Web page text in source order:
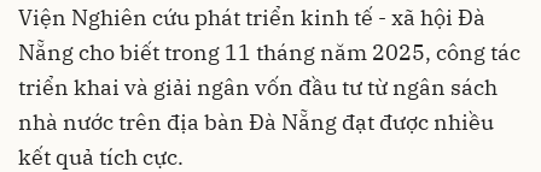
Viện Nghiên cứu phát triển kinh tế - xã hội Đà
Nẵng cho biết trong 11 tháng năm 2025, công tác
triển khai và giải ngân vốn đầu tư từ ngân sách
nhà nước trên địa bàn Đà Nẵng đạt được nhiều
kết quả tích cực.